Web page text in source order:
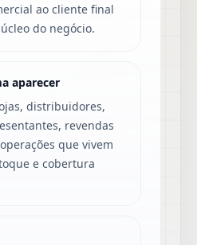
ao cliente final
do negócio.
aparecer
distribuidores,
revendas
que vivem
e cobertura